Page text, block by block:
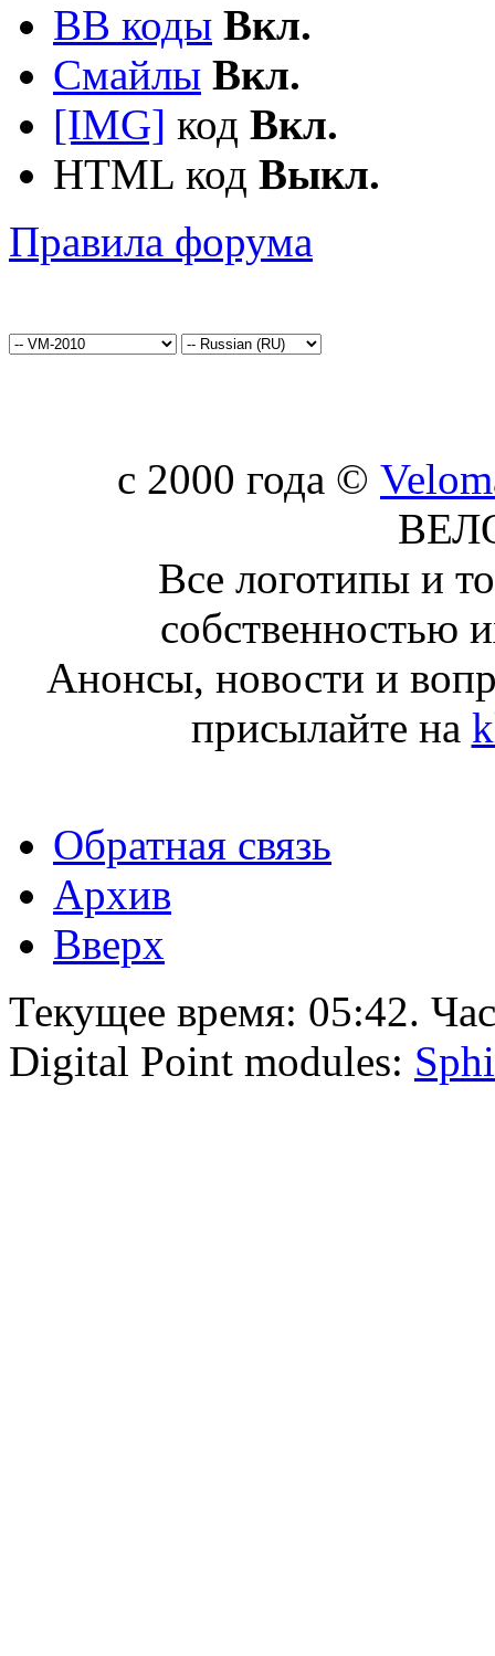
BB коды Вкл.
Смайлы Вкл.
[IMG] код Вкл.
HTML код Выкл.
Правила форума
c 2000 года ©
Все логотипы и
собственностью
Анонсы, новости и
присылайте на
Обратная связь
Архив
Вверх
Текущее время: 05:42.
Digital Point modules: